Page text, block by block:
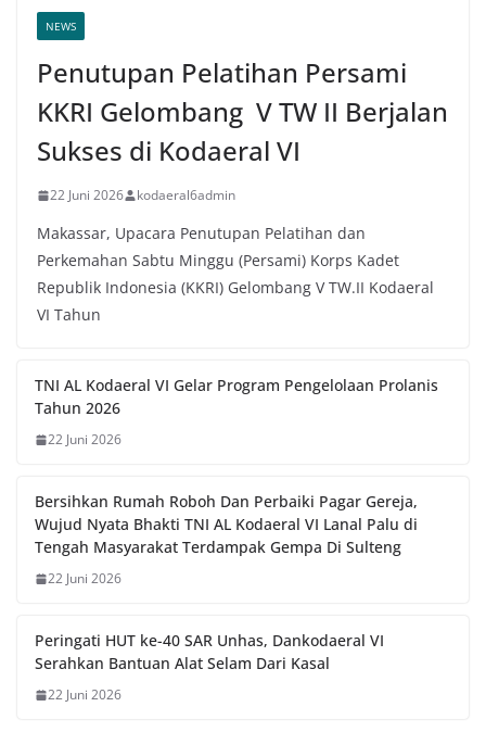
NEWS
Penutupan Pelatihan Persami
KKRI Gelombang V TW II Berjalan
Sukses di Kodaeral VI
22 Juni 2026 kodaeral6admin
Makassar, Upacara Penutupan Pelatihan dan
Perkemahan Sabtu Minggu (Persami) Korps Kadet
Republik Indonesia (KKRI) Gelombang V TW.II Kodaeral
VI Tahun
TNI AL Kodaeral VI Gelar Program Pengelolaan Prolanis
Tahun 2026
22 Juni 2026
Bersihkan Rumah Roboh Dan Perbaiki Pagar Gereja,
Wujud Nyata Bhakti TNI AL Kodaeral VI Lanal Palu di
Tengah Masyarakat Terdampak Gempa Di Sulteng
22 Juni 2026
Peringati HUT ke-40 SAR Unhas, Dankodaeral VI
Serahkan Bantuan Alat Selam Dari Kasal
22 Juni 2026